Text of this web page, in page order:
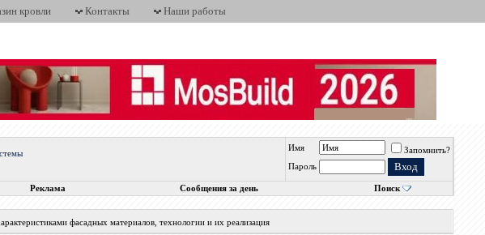
кровли Контакты Наши работы
Имя
Запомнить?
Пароль
Реклама Сообщения за день Поиск
фасадных материалов, технологии и их реализация